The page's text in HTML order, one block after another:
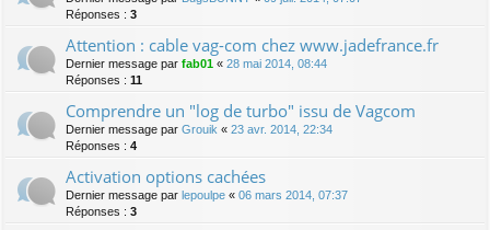
Réponses : 3
Attention : cable vag-com chez www.jadefrance.fr
Dernier message par fab01 « 28 mai 2014, 08:44
Réponses : 11
Comprendre un "log de turbo" issu de Vagcom
Dernier message par Grouik « 23 avr. 2014, 22:34
Réponses : 4
Activation options cachées
Dernier message par lepoulpe « 06 mars 2014, 07:37
Réponses : 3